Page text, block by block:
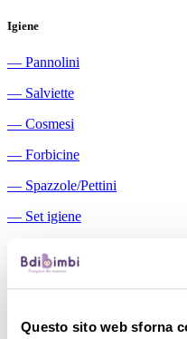
Questo sito web sforna
Igiene
― Pannolini
― Salviette
― Cosmesi
― Forbicine
― Spazzole/Pettini
― Set igiene
Aspiratori nasali manuali